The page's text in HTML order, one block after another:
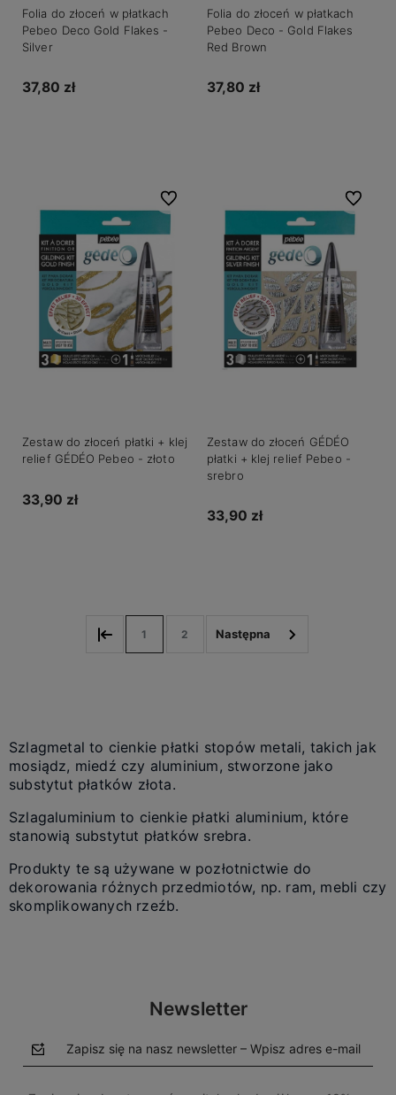
Folia do złoceń w płatkach
Pebeo Deco Gold Flakes -
Silver
37,80 zł
Folia do złoceń w płatkach
Pebeo Deco - Gold Flakes
Red Brown
37,80 zł
Zestaw do złoceń płatki + klej
relief GÉDÉO Pebeo - złoto
33,90 zł
Do ulubionych
Zestaw do złoceń GÉDÉO
płatki + klej relief Pebeo -
srebro
33,90 zł
Do
1 2
Szlagmetal to cienkie płatki stopów metali, takich jak
mosiądz, miedź czy aluminium, stworzone jako
substytut płatków złota.
Szlagaluminium to cienkie płatki aluminium, które
stanowią substytut płatków srebra.
Produkty te są używane w pozłotnictwie do
dekorowania różnych przedmiotów, np. ram, mebli czy
skomplikowanych rzeźb.
Newsletter
Zapisz się na nasz newsletter – Wpisz adres e-mail